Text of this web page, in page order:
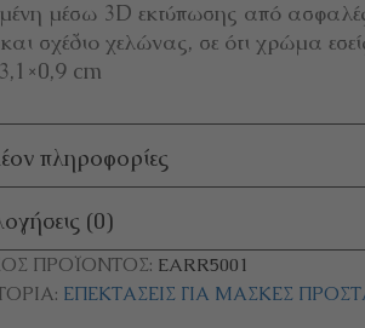
μέσω 3D εκτύπωσης από
σχέδιο χελώνας, σε ότι χρώμα εσείς
cm
πληροφορίες
(0)
ΠΡΟΪΌΝΤΟΣ: EARR5001
ΕΠΕΚΤΆΣΕΙΣ ΓΙΑ ΜΆΣΚΕΣ